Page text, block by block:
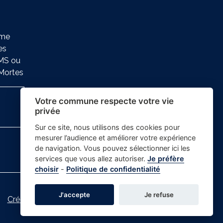
ou
Crédits photos-- Gestion des cookies
Votre commune respecte votre vie
privée
Sur ce site, nous utilisons des cookies pour
mesurer l’audience et améliorer votre expérience
de navigation. Vous pouvez sélectionner ici les
services que vous allez autoriser. Je préfère
choisir- Politique de confidentialité
J'accepte Je refuse